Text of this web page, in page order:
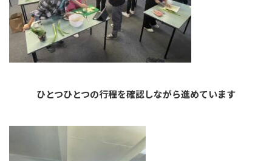
ひとつひとつの行程を確認しながら進めています